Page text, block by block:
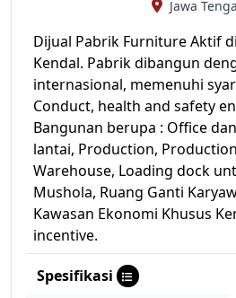
Jawa
Dijual Pabrik Furniture Aktif
Kendal. Pabrik dibangun
internasional, memenuhi
Conduct, health and safety
Bangunan berupa : Office
lantai, Production,
Warehouse, Loading dock
Mushola, Ruang Ganti
Kawasan Ekonomi Khusus
incentive.
Spesifikasi